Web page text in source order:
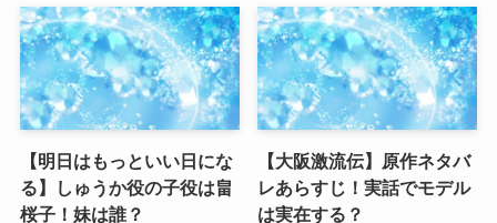
【明日はもっといい日にな
る】しゅうか役の子役は畠
桜子！妹は誰？
【大阪激流伝】原作ネタバ
レあらすじ！実話でモデル
は実在する？